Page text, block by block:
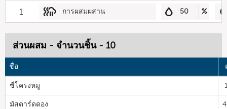
1 การผสมผสาน 50 %
ส่วนผสม - จำนวนชิ้น - 10
ชื่อ
ซี่โครงหมู
มัสตาร์ดดอง